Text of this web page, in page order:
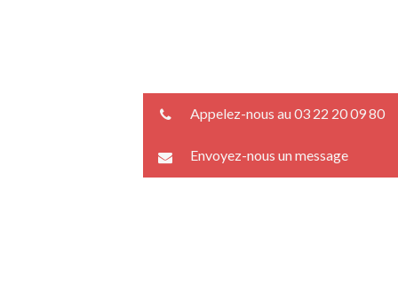
Appelez-nous au 03 22 20 09 80
Envoyez-nous un message